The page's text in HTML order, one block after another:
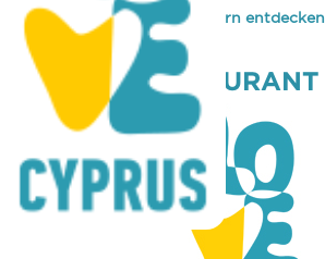
You are here: Home »Zypern entdecken
MELANIA RESTAURANT
MELANIA RESTAURANT